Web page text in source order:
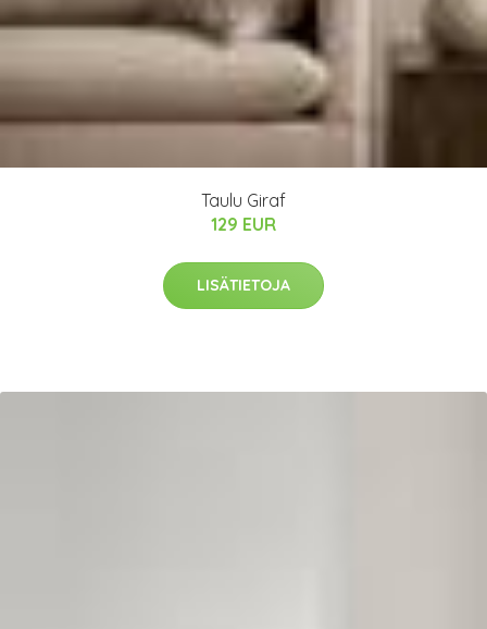
Taulu Giraf
129 EUR
LISÄTIETOJA